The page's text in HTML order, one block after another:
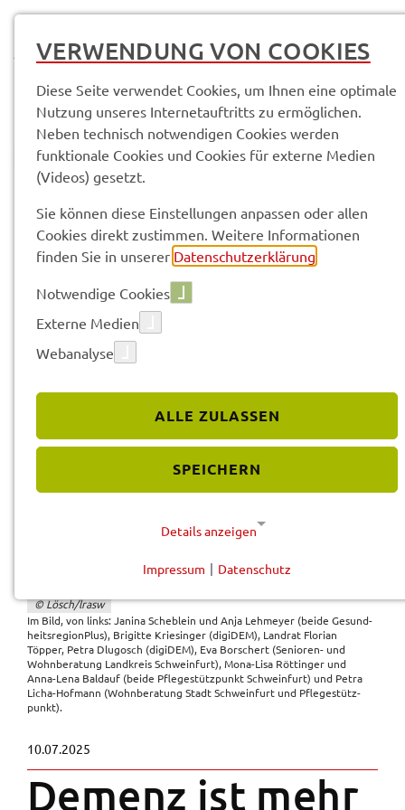
Vorle­sen
© Lösch/lrasw
Im Bild, von links: Jani­na Sche­b­lein und Anja Lehmey­er (beide Gesund­
heits­re­gion­Plus), Brigit­te Krie­sin­ger (digi­DEM), Land­rat Flori­an
Töpper, Petra Dlugosch (digi­DEM), Eva Borschert (Senio­ren- und
Wohn­be­ra­tung Land­kreis Schwein­furt), Mona-Lisa Röttin­ger und
Anna-Lena Bald­auf (beide Pfle­ge­stütz­punkt Schwein­furt) und Petra
Licha-Hofmann (Wohn­be­ra­tung Stadt Schwein­furt und Pfle­ge­stütz­
punkt).
10.07.2025
Demenz ist mehr
VERWENDUNG VON COOKIES
Diese Seite verwendet Cookies, um Ihnen eine optimale
Nutzung unseres Internetauftritts zu ermöglichen.
Neben technisch notwendigen Cookies werden
funktionale Cookies und Cookies für externe Medien
(Videos) gesetzt.
Sie können diese Einstellungen anpassen oder allen
Cookies direkt zustimmen. Weitere Informationen
finden Sie in unserer Datenschutzerklärung
Notwendige Cookies
Externe Medien
Webanalyse
ALLE ZULASSEN
SPEICHERN
Details anzeigen
Diese Cookies werden für eine reibungslose
Funktion unserer Website benötigt.
Cookie für Datenschutzhinweise
Anbieter:
Landratsamt Schweinfurt
Impressum | Datenschutz